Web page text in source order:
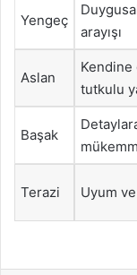
Yengeç
arayışı
Aslan
Kendine
tutkulu
Başak
Terazi Uyum